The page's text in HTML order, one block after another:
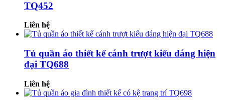
TQ452
Liên hệ
Tủ quần áo thiết kế cánh trượt kiểu dáng hiện
đại TQ688
Liên hệ